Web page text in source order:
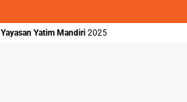
Yayasan Yatim Mandiri 2025